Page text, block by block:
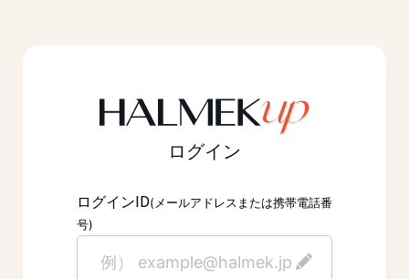
ログイン
ログインID(メールアドレスまたは携帯電話番
号)